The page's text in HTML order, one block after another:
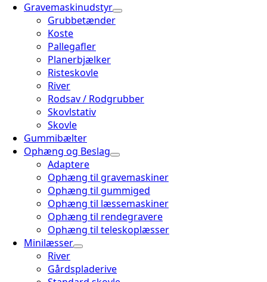
Gravemaskinudstyr
Grubbetænder
Koste
Pallegafler
Planerbjælker
Risteskovle
River
Rodsav / Rodgrubber
Skovlstativ
Skovle
Gummibælter
Ophæng og Beslag
Adaptere
Ophæng til gravemaskiner
Ophæng til gummiged
Ophæng til læssemaskiner
Ophæng til rendegravere
Ophæng til teleskoplæsser
Minilæsser
River
Gårdspladerive